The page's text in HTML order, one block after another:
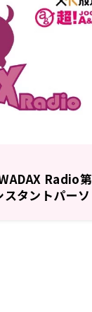
Radio第
タントパーソ